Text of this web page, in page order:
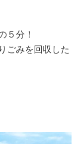
５分！
ごみを回収した